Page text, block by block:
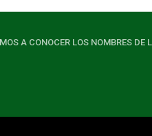
A CONOCER LOS NOMBRES